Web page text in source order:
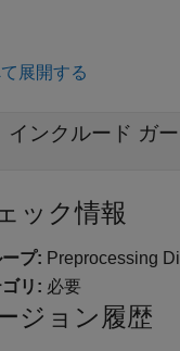
展開する
インクルード ガ
ック情報
プ: Preprocessing
リ: 必要
ジョン履歴